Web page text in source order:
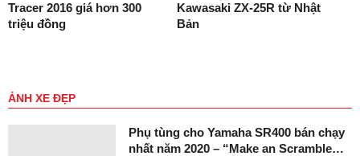
Tracer 2016 giá hơn 300
triệu đồng
Kawasaki ZX-25R từ Nhật
Bản
ẢNH XE ĐẸP
Phụ tùng cho Yamaha SR400 bán chạy
nhất năm 2020 – “Make an Scramble…